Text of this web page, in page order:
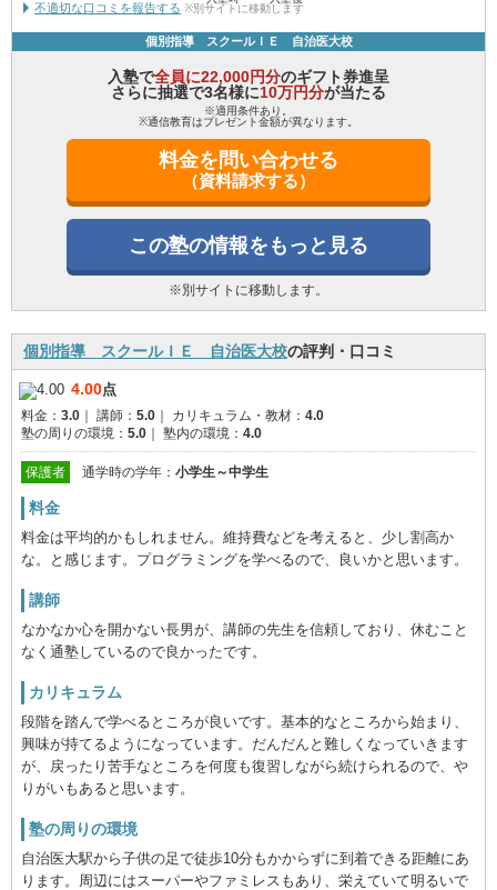
不適切な口コミを報告する ※別サイトに移動します
個別指導 スクールＩＥ 自治医大校
入塾で全員に22,000円分のギフト券進呈
さらに抽選で3名様に10万円分が当たる
※適用条件あり。
※通信教育はプレゼント金額が異なります。
料金を問い合わせる
（資料請求する）
この塾の情報をもっと見る
※別サイトに移動します。
個別指導 スクールＩＥ 自治医大校の評判・口コミ
4.00点
料金： 3.0 講師： 5.0 カリキュラム・教材： 4.0
塾の周りの環境： 5.0 塾内の環境： 4.0
保護者 通学時の学年： 小学生～中学生
料金
料金は平均的かもしれません。維持費などを考えると、少し割高か
な。と感じます。プログラミングを学べるので、良いかと思います。
講師
なかなか心を開かない長男が、講師の先生を信頼しており、休むこと
なく通塾しているので良かったです。
カリキュラム
段階を踏んで学べるところが良いです。基本的なところから始まり、
興味が持てるようになっています。だんだんと難しくなっていきます
が、戻ったり苦手なところを何度も復習しながら続けられるので、や
りがいもあると思います。
塾の周りの環境
自治医大駅から子供の足で徒歩10分もかからずに到着できる距離にあ
ります。周辺にはスーパーやファミレスもあり、栄えていて明るいで